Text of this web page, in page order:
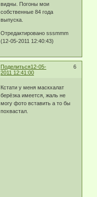
видны. Погоны мои
собственные 84 года
выпуска.
Отредактировано sssmmm
(12-05-2011 12:40:43)
Поделиться 6
12-05-
2011 12:41:00
Кстати у меня маскхалат
берёзка имеется, жаль не
могу фото вставить а то бы
похвастал.